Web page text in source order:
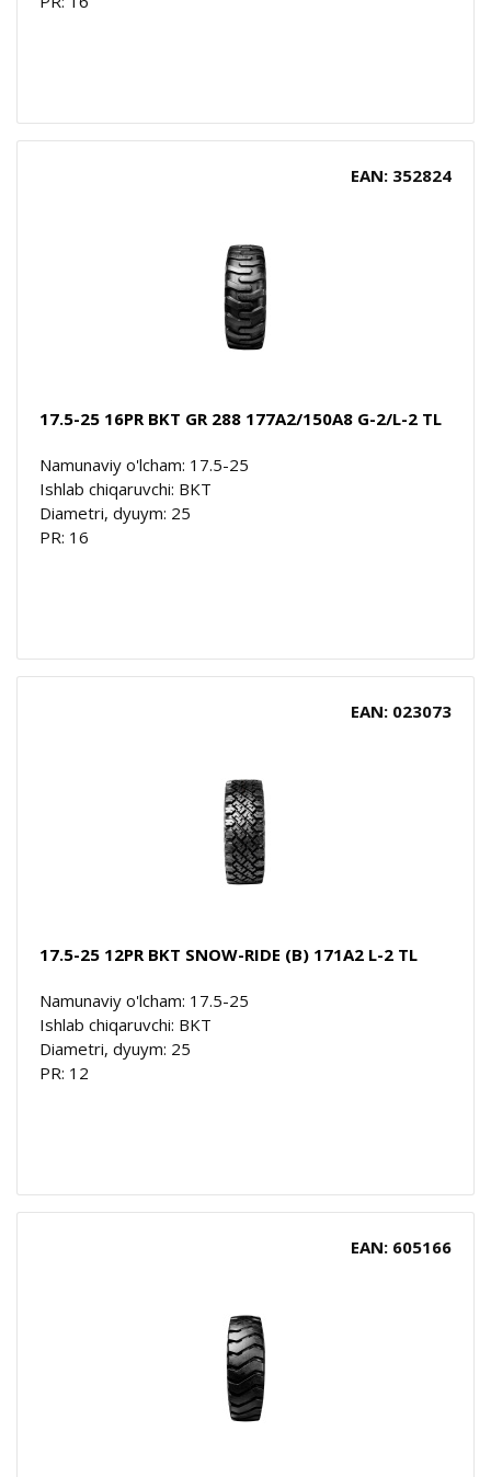
EAN: 352824
17.5-25 16PR BKT GR 288 177A2/150A8 G-2/L-2 TL
Namunaviy o'lcham: 17.5-25
Ishlab chiqaruvchi: BKT
Diametri, dyuym: 25
PR: 16
EAN: 023073
17.5-25 12PR BKT SNOW-RIDE (B) 171A2 L-2 TL
Namunaviy o'lcham: 17.5-25
Ishlab chiqaruvchi: BKT
Diametri, dyuym: 25
PR: 12
EAN: 605166